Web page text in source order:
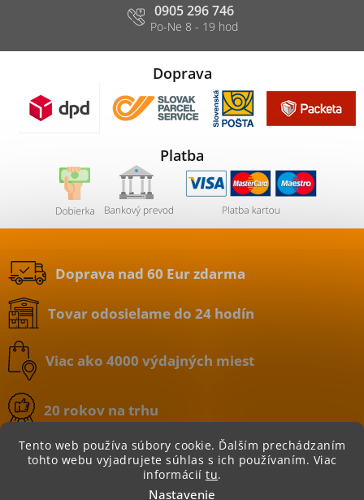
Tento web používa súbory cookie. Ďalším prechádzaním
tohto webu vyjadrujete súhlas s ich používaním. Viac
informácií tu.
Nastavenie
0905 296 746
Doprava
Platba
Doprava nad 60 Eur zdarma
Tovar odosielame do 24 hodín
Viac ako 4000 výdajných miest
20 rokov na trhu
BATERIE.sk | internetový obchod